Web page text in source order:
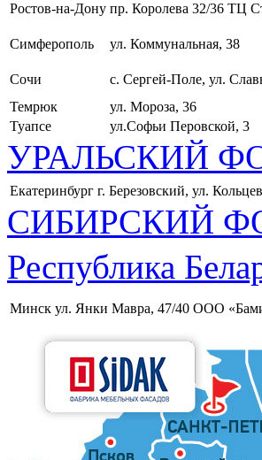
Ростов-на-Дону пр. Королева 32/36 ТЦ
Симферополь ул. Коммунальная, 38
Сочи с. Сергей-Поле, ул.
Темрюк
ул. Мороза, 36
Туапсе
ул.Софьи Перовской, 3
УРАЛЬСКИЙ
Екатеринбург г. Березовский, ул.
СИБИРСКИЙ
Республика
Минск ул. Янки Мавра, 47/40 ООО